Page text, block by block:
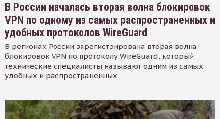
В России началась вторая волна блокировок
VPN по одному из самых распространенных и
удобных протоколов WireGuard
В регионах России зарегистрирована вторая волна
блокировок VPN по протоколу WireGuard, который
технические специалисты называют одним из самых
удобных и распространенных